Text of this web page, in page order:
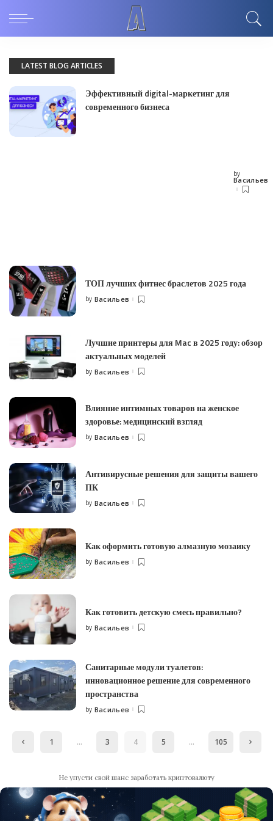
LATEST BLOG ARTICLES
Эффективный digital-маркетинг для
современного бизнеса
Posted
by
by
Васильев
ТОП лучших фитнес браслетов 2025 года
Posted
by Васильев
Лучшие принтеры для Mac в 2025 году: обзор
актуальных моделей
Posted
by Васильев
Влияние интимных товаров на женское
здоровье: медицинский взгляд
Posted
by Васильев
Антивирусные решения для защиты вашего
ПК
Posted
by Васильев
Как оформить готовую алмазную мозаику
Posted
by Васильев
Как готовить детскую смесь правильно?
Posted
by Васильев
Санитарные модули туалетов:
инновационное решение для современного
пространства
Posted
by Васильев
1 … 3 4 5 … 105
Не упусти свой шанс заработать криптовалюту